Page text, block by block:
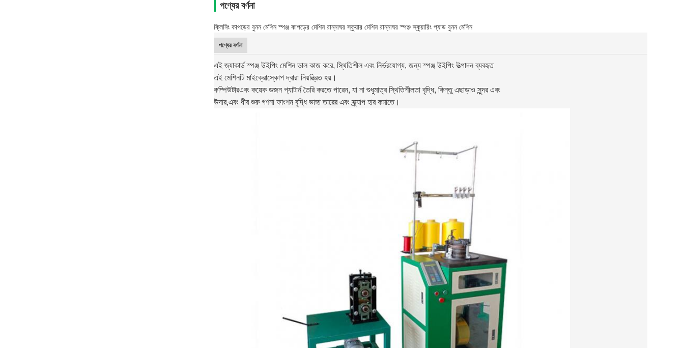
পণ্যের বর্ণনা
ক্লিনিং কাপড়ের বুনন মেশিন স্পঞ্জ কাপড়ের মেশিন রান্নাঘর স্কুয়ার মেশিন রান্নাঘর স্পঞ্জ স্কুয়ারিং প্যাড বুনন মেশিন
পণ্যের বর্ণনা
এই জ্যাকার্ড স্পঞ্জ উইপিং মেশিন ভাল কাজ করে, স্থিতিশীল এবং নির্ভরযোগ্য, জন্য স্পঞ্জ উইপিং উত্পাদন ব্যবহৃত
এই মেশিনটি মাইক্রোস্কোপ দ্বারা নিয়ন্ত্রিত হয়।
কম্পিউটারএবং কয়েক ডজন প্যাটার্ন তৈরি করতে পারেন, যা না শুধুমাত্র স্থিতিশীলতা বৃদ্ধি, কিন্তু এছাড়াও সুন্দর এবং
উদার,এবং ধীর শুরু গণনা ফাংশন বৃদ্ধি ভাঙ্গা তারের এবং স্ক্র্যাপ হার কমাতে।